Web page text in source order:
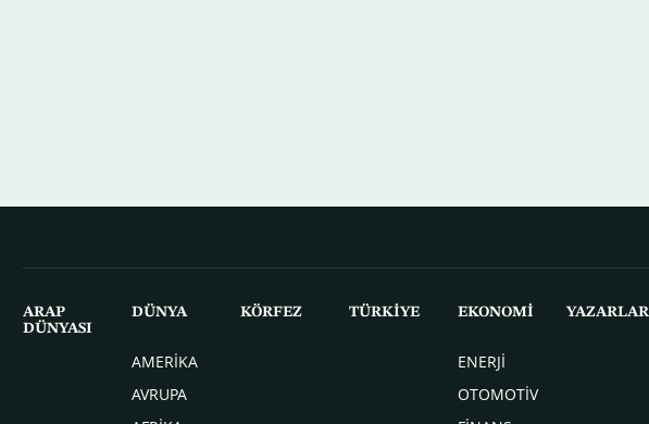
ARAP
DÜNYASI
DÜNYA
AMERİKA
AVRUPA
KÖRFEZ TÜRKİYE EKONOMİ
ENERJİ
OTOMOTİV
YAZARLAR